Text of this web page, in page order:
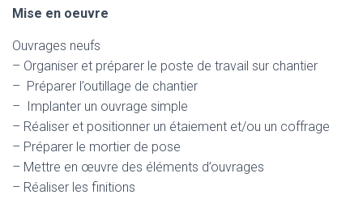
Mise en oeuvre
Ouvrages neufs
– Organiser et préparer le poste de travail sur chantier
– Préparer l’outillage de chantier
– Implanter un ouvrage simple
– Réaliser et positionner un étaiement et/ou un coffrage
– Préparer le mortier de pose
– Mettre en œuvre des éléments d’ouvrages
– Réaliser les finitions